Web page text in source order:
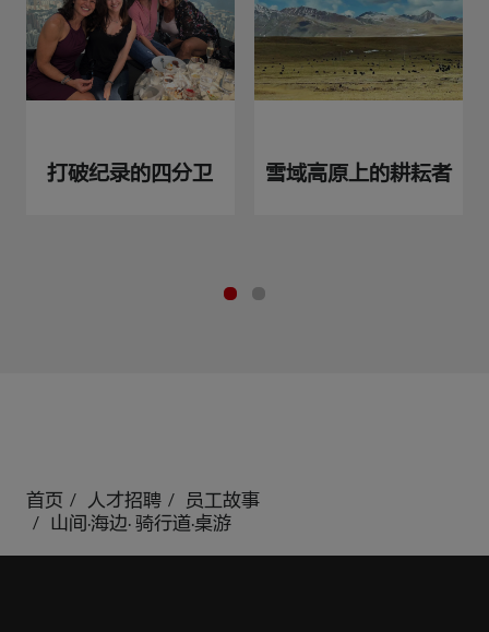
打破纪录的四分卫 雪域高原上的耕耘者
首页 人才招聘
员工故事
山间·海边· 骑行道·桌游